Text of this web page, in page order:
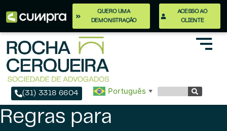
QUERO UMA
DEMONSTRAÇÃO
ACESSO AO
CLIENTE
(31) 3318 6604 Português ▼
Regras para